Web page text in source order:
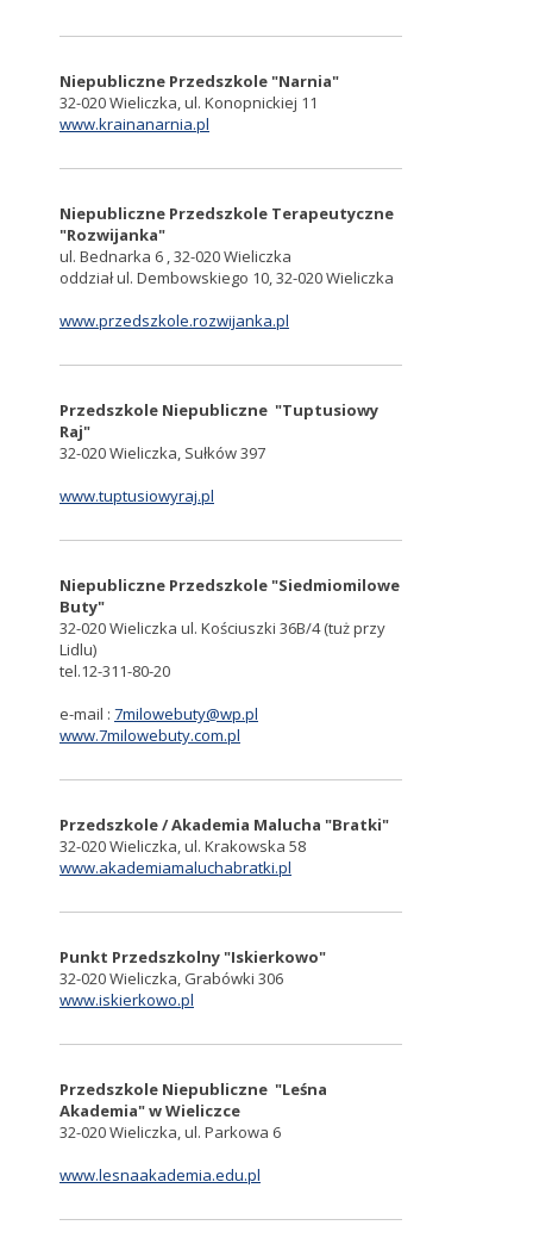
Niepubliczne Przedszkole "Narnia"
32-020 Wieliczka, ul. Konopnickiej 11
www.krainanarnia.pl
Niepubliczne Przedszkole Terapeutyczne
"Rozwijanka"
ul. Bednarka 6 , 32-020 Wieliczka
oddział ul. Dembowskiego 10, 32-020 Wieliczka
www.przedszkole.rozwijanka.pl
Przedszkole Niepubliczne "Tuptusiowy
Raj"
32-020 Wieliczka, Sułków 397
www.tuptusiowyraj.pl
Niepubliczne Przedszkole "Siedmiomilowe
Buty"
32-020 Wieliczka ul. Kościuszki 36B/4 (tuż przy
Lidlu)
tel.12-311-80-20
e-mail : 7milowebuty@wp.pl
www.7milowebuty.com.pl
Przedszkole / Akademia Malucha "Bratki"
32-020 Wieliczka, ul. Krakowska 58
www.akademiamaluchabratki.pl
Punkt Przedszkolny "Iskierkowo"
32-020 Wieliczka, Grabówki 306
www.iskierkowo.pl
Przedszkole Niepubliczne "Leśna
Akademia" w Wieliczce
32-020 Wieliczka, ul. Parkowa 6
www.lesnaakademia.edu.pl